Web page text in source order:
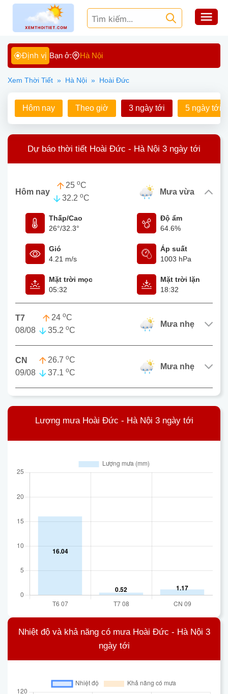
Định vị Bạn ở: Hà Nội
Xem Thời Tiết » Hà Nội » Hoài Đức
Hôm nay Theo giờ 3 ngày tới 5 ngày tới
Dự báo thời tiết Hoài Đức - Hà Nội 3 ngày tới
Hôm nay
25 oC
32.2 oC
mưa vừa
Thấp/Cao
26°/32.3°
Độ ẩm
64.6%
Gió
4.21 m/s
Áp suất
1003 hPa
Mặt trời mọc
05:32
Mặt trời lặn
18:32
T7
08/08
24 oC
35.2 oC
mưa nhẹ
CN
09/08
26.7 oC
37.1 oC
mưa nhẹ
Lượng mưa Hoài Đức - Hà Nội 3 ngày tới
Nhiệt độ và khả năng có mưa Hoài Đức - Hà Nội 3
ngày tới